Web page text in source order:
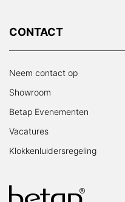
CONTACT
Neem contact op
Showroom
Betap Evenementen
Vacatures
Klokkenluidersregeling